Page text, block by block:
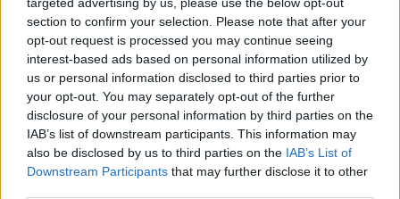
section to confirm your selection. Please note that after your
opt-out request is processed you may continue seeing
interest-based ads based on personal information utilized by
us or personal information disclosed to third parties prior to
your opt-out. You may separately opt-out of the further
disclosure of your personal information by third parties on the
IAB’s list of downstream participants. This information may
also be disclosed by us to third parties on the IAB’s List of
Downstream Participants that may further disclose it to other
szerettük volna a bérletek eladásánál az új
háttérrendszert zökkenőmentesen alkalmazni.
Ha nem is volt szó – ahogy egyesek írták –
összeomlásról vagy teljes leállásról, melyet a
rövid idő alatt eladott harmincezer bérlet
mutat a legjobban, de alaposan ki kell
vizsgálni, mi történt, mert a szurkolói klub